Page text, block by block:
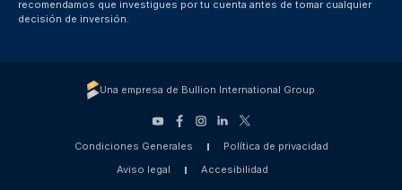
recomendamos que investigues por tu cuenta antes de tomar cualquier
decisión de inversión.
Una empresa de Bullion International Group
Condiciones Generales
Política de privacidad
Aviso legal
Accesibilidad